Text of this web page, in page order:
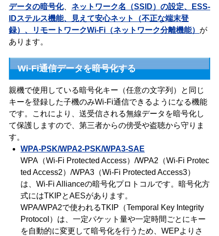
データの暗号化、 ネットワーク名（SSID）の設定、ESS-
IDステルス機能、見えて安心ネット（不正な端末登
録）、リモートワークWi-Fi（ネットワーク分離機能） が
あります。
Wi-Fi通信データを暗号化する
親機で使用している暗号化キー（任意の文字列）と同じ
キーを登録した子機のみWi-Fi通信できるようになる機能
です。これにより、送受信される無線データを暗号化し
て保護しますので、第三者からの傍受や盗聴から守りま
す。
WPA-PSK/WPA2-PSK/WPA3-SAE
WPA（Wi-Fi Protected Access）/WPA2（Wi-Fi Protec
ted Access2）/WPA3（Wi-Fi Protected Access3）
は、Wi-Fi Allianceの暗号化プロトコルです。暗号化方
式にはTKIPとAESがあります。
WPA/WPA2で使われるTKIP（Temporal Key Integrity
Protocol）は、一定パケット量や一定時間ごとにキー
を自動的に変更して暗号化を行うため、WEPよりさ